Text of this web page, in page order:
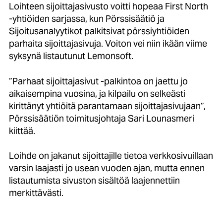
Loihteen sijoittajasivusto voitti hopeaa First North
-yhtiöiden sarjassa, kun Pörssisäätiö ja
Sijoitusanalyytikot palkitsivat pörssiyhtiöiden
parhaita sijoittajasivuja. Voiton vei niin ikään viime
syksynä listautunut Lemonsoft.
”Parhaat sijoittajasivut -palkintoa on jaettu jo
aikaisempina vuosina, ja kilpailu on selkeästi
kirittänyt yhtiöitä parantamaan sijoittajasivujaan”,
Pörssisäätiön toimitusjohtaja Sari Lounasmeri
kiittää.
Loihde on jakanut sijoittajille tietoa verkkosivuillaan
varsin laajasti jo usean vuoden ajan, mutta ennen
listautumista sivuston sisältöä laajennettiin
merkittävästi.